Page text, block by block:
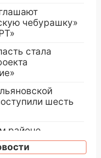
чебурашку»
стала
шесть
районе
остановки